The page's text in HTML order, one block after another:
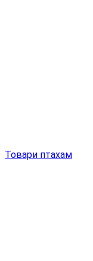
Товари птахам